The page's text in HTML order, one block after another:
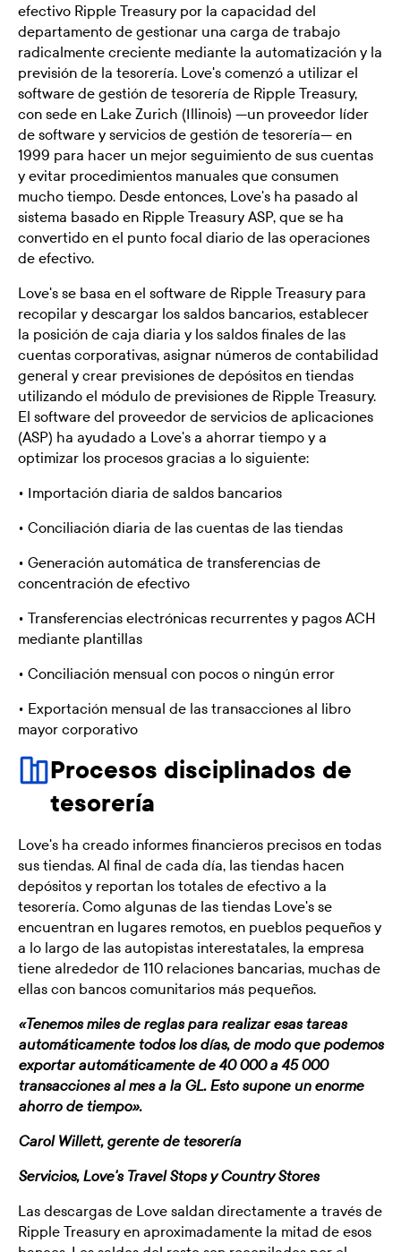
efectivo Ripple Treasury por la capacidad del
departamento de gestionar una carga de trabajo
radicalmente creciente mediante la automatización y la
previsión de la tesorería. Love's comenzó a utilizar el
software de gestión de tesorería de Ripple Treasury,
con sede en Lake Zurich (Illinois) —un proveedor líder
de software y servicios de gestión de tesorería— en
1999 para hacer un mejor seguimiento de sus cuentas
y evitar procedimientos manuales que consumen
mucho tiempo. Desde entonces, Love's ha pasado al
sistema basado en Ripple Treasury ASP, que se ha
convertido en el punto focal diario de las operaciones
de efectivo.
Love's se basa en el software de Ripple Treasury para
recopilar y descargar los saldos bancarios, establecer
la posición de caja diaria y los saldos finales de las
cuentas corporativas, asignar números de contabilidad
general y crear previsiones de depósitos en tiendas
utilizando el módulo de previsiones de Ripple Treasury.
El software del proveedor de servicios de aplicaciones
(ASP) ha ayudado a Love's a ahorrar tiempo y a
optimizar los procesos gracias a lo siguiente:
• Importación diaria de saldos bancarios
• Conciliación diaria de las cuentas de las tiendas
• Generación automática de transferencias de
concentración de efectivo
• Transferencias electrónicas recurrentes y pagos ACH
mediante plantillas
• Conciliación mensual con pocos o ningún error
• Exportación mensual de las transacciones al libro
mayor corporativo
Procesos disciplinados de
tesorería
Love's ha creado informes financieros precisos en todas
sus tiendas. Al final de cada día, las tiendas hacen
depósitos y reportan los totales de efectivo a la
tesorería. Como algunas de las tiendas Love's se
encuentran en lugares remotos, en pueblos pequeños y
a lo largo de las autopistas interestatales, la empresa
tiene alrededor de 110 relaciones bancarias, muchas de
ellas con bancos comunitarios más pequeños.
«Tenemos miles de reglas para realizar esas tareas
automáticamente todos los días, de modo que podemos
exportar automáticamente de 40 000 a 45 000
transacciones al mes a la GL. Esto supone un enorme
ahorro de tiempo».
Carol Willett, gerente de tesorería
Servicios, Love's Travel Stops y Country Stores
Las descargas de Love saldan directamente a través de
Ripple Treasury en aproximadamente la mitad de esos